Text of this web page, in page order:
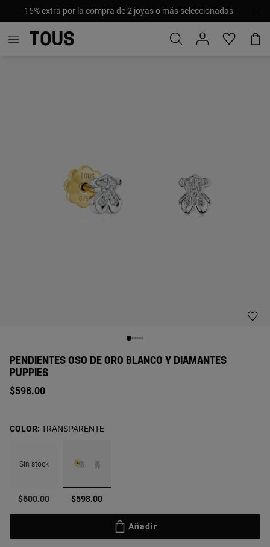
-15% extra por la compra de 2 joyas o más seleccionadas
PENDIENTES OSO DE ORO BLANCO Y DIAMANTES
PUPPIES
$598.00
Sin stock
$600.00 seleccionado
$598.00
COLOR: TRANSPARENTE
Añadir